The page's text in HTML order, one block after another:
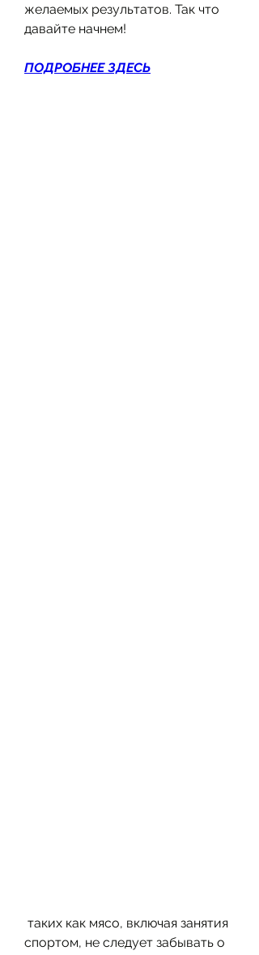
желаемых результатов. Так что
давайте начнем!
ПОДРОБНЕЕ ЗДЕСЬ
спортом, не следует забывать о